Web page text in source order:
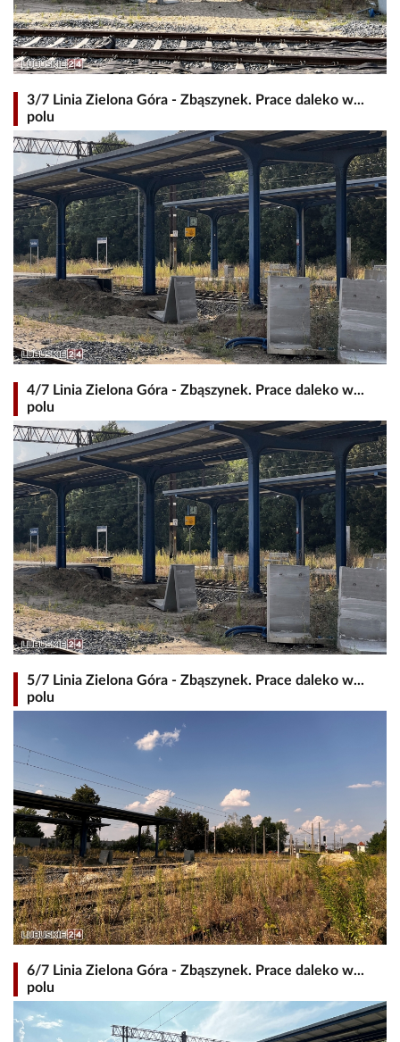
3/7 Linia Zielona Góra - Zbąszynek. Prace daleko w...
polu
4/7 Linia Zielona Góra - Zbąszynek. Prace daleko w...
polu
5/7 Linia Zielona Góra - Zbąszynek. Prace daleko w...
polu
6/7 Linia Zielona Góra - Zbąszynek. Prace daleko w...
polu